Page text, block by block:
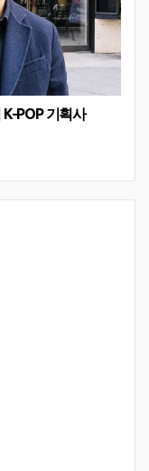
POP 기획사